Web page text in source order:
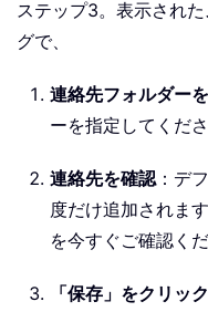
ステップ3。表示された
グで、
連絡先フォルダー
ーを指定してくださ
連絡先を確認：デ
度だけ追加されま
を今すぐご確認くだ
「保存」をクリック